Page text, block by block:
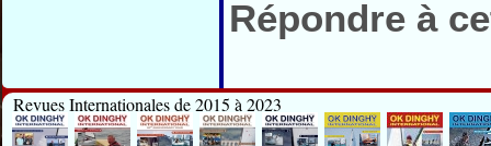
Répondre à
Revues Internationales de 2015 à 2023